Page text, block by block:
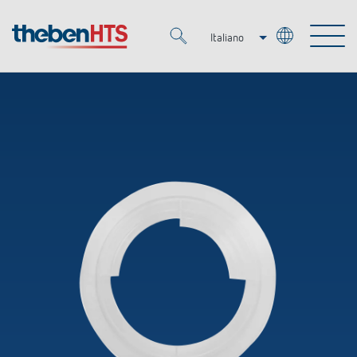
Italiano
Deutsch
Smart Home
DALI
Rilevatori di presenza/movimento
Fari a LED
Soluzioni OEM
Esperti OEM
Referenze
Regolazione del tempo e della luce
Controllo dell'illuminazione DALI-2
Mediateca